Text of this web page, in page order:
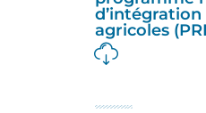
agricoles